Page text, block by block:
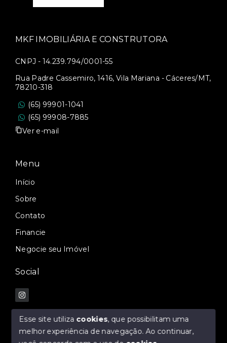
MKF IMOBILIÁRIA E CONSTRUTORA
CNPJ - 14.239.794/0001-55
Rua Padre Cassemiro, 1416, Vila Mariana - Cáceres/MT,
78210-318
(65) 99901-1041
(65) 99908-7885
Ver e-mail
Menu
Início
Sobre
Contato
Financie
Negocie seu Imóvel
Social
Esse site utiliza cookies, que possibilitam uma
melhor experiência de navegação.Ao continuar,